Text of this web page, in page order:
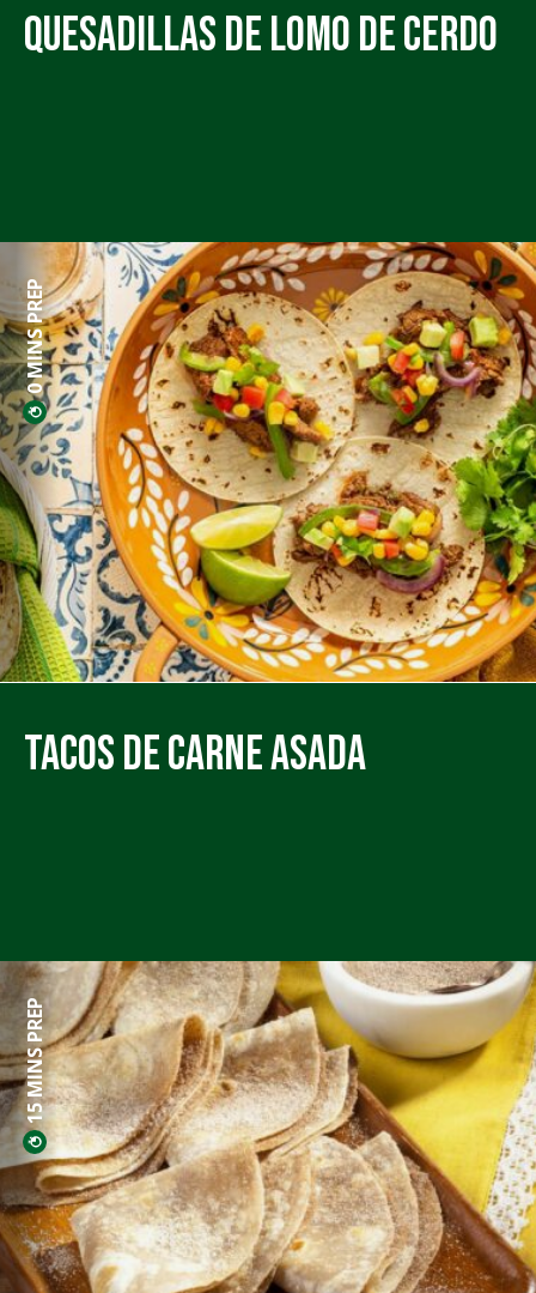
Quesadillas de Lomo de Cerdo
0 MINS PREP
Tacos de Carne Asada
15 MINS PREP